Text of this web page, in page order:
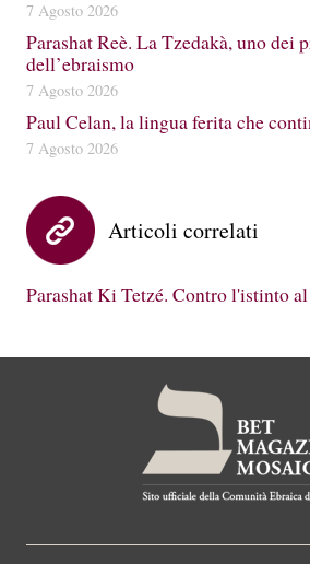
7 Agosto 2026
Parashat Reè. La Tzedakà, uno dei
dell’ebraismo
7 Agosto 2026
Paul Celan, la lingua ferita che
7 Agosto 2026
Articoli correlati
Parashat Ki Tetzé. Contro l'istinto